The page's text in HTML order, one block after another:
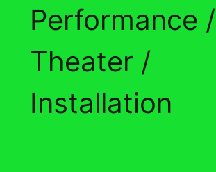
Performance /
Theater /
Installation